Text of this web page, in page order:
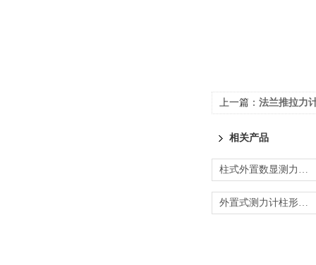
上一篇： 法兰推拉力
相关产品
柱式外置数显测力计规格型号
外置式测力计柱形外置式测力计